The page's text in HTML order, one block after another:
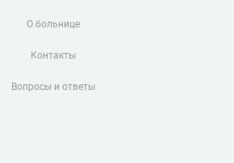
О больнице
Контакты
Вопросы и ответы